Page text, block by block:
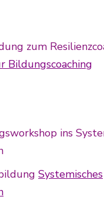
zum
Bildungscoaching
ins
Systemisches